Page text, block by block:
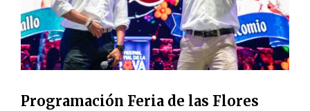
Programación Feria de las Flores